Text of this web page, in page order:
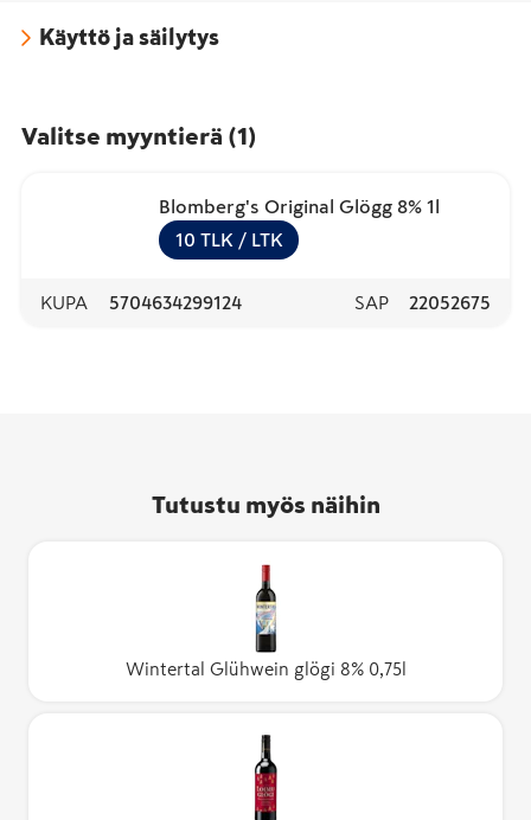
Käyttö ja säilytys
Valitse myyntierä (1)
Blomberg's Original Glögg 8% 1l
10 TLK / LTK
KUPA 5704634299124 SAP 22052675
Tutustu myös näihin
Wintertal Glühwein glögi 8% 0,75l